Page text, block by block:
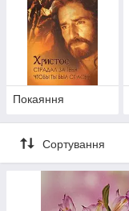
Покаяння
Сортування